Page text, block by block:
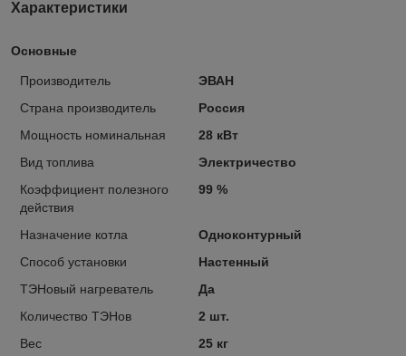
Характеристики
Основные
Производитель
ЭВАН
Страна производитель
Россия
Мощность номинальная
28 кВт
Вид топлива
Электричество
Коэффициент полезного
действия
99 %
Назначение котла
Одноконтурный
Способ установки
Настенный
ТЭНовый нагреватель
Да
Количество ТЭНов
2 шт.
Вес
25 кг